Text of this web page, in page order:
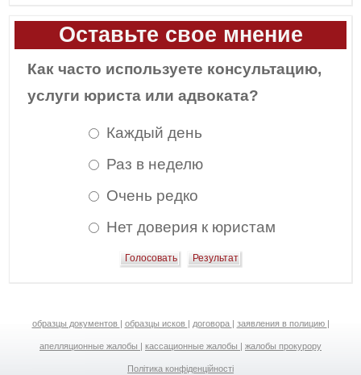
Оставьте свое мнение
Как часто используете консультацию,
услуги юриста или адвоката?
Каждый день
Раз в неделю
Очень редко
Нет доверия к юристам
образцы документов | образцы исков | договора | заявления в полицию |
апелляционные жалобы | кассационные жалобы | жалобы прокурору
Політика конфіденційності